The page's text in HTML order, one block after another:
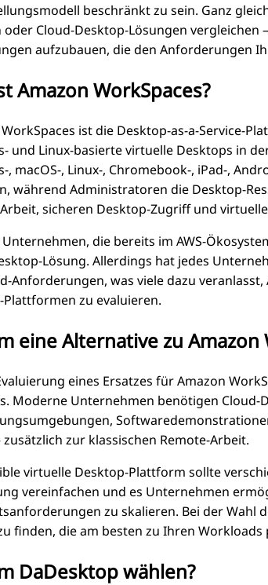
beschränkt zu sein. Ganz
oder Cloud-Desktop-Lösungen
aufzubauen, die den Anforderungen
Amazon WorkSpaces?
ist die Desktop-as-a-Service-
und Linux-basierte virtuelle Desktops in
, macOS-, Linux-, Chromebook-, iPad-,
während Administratoren die Desktop-
sicheren Desktop-Zugriff und
Unternehmen, die bereits im AWS-
Lösung. Allerdings hat jedes
Anforderungen, was viele dazu
Plattformen zu evaluieren.
eine Alternative zu
eines Ersatzes für Amazon
Moderne Unternehmen benötigen Cloud-
zusätzlich zur klassischen Remote-Arbeit.
virtuelle Desktop-Plattform sollte
vereinfachen und es Unternehmen
zu skalieren. Bei der Wahl
finden, die am besten zu Ihren
DaDesktop wählen?